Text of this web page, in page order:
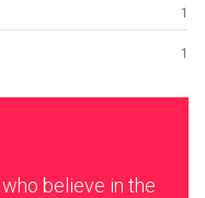
1
1
believe in the